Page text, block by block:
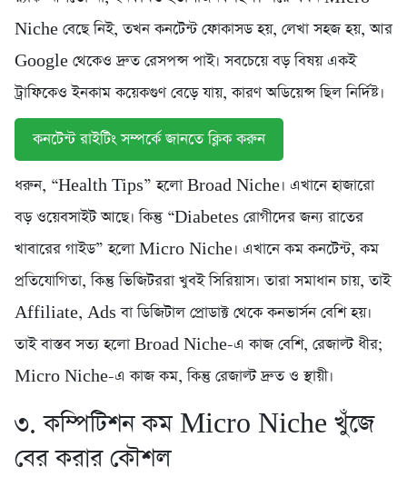
Niche বেছে নিই, তখন কনটেন্ট ফোকাসড হয়, লেখা সহজ হয়, আর
Google থেকেও দ্রুত রেসপন্স পাই। সবচেয়ে বড় বিষয় একই
ট্রাফিকেও ইনকাম কয়েকগুণ বেড়ে যায়, কারণ অডিয়েন্স ছিল নির্দিষ্ট।
কনটেন্ট রাইটিং সম্পর্কে জানতে ক্লিক করুন
ধরুন, “Health Tips” হলো Broad Niche। এখানে হাজারো
বড় ওয়েবসাইট আছে। কিন্তু “Diabetes রোগীদের জন্য রাতের
খাবারের গাইড” হলো Micro Niche। এখানে কম কনটেন্ট, কম
প্রতিযোগিতা, কিন্তু ভিজিটররা খুবই সিরিয়াস। তারা সমাধান চায়, তাই
Affiliate, Ads বা ডিজিটাল প্রোডাক্ট থেকে কনভার্সন বেশি হয়।
তাই বাস্তব সত্য হলো Broad Niche-এ কাজ বেশি, রেজাল্ট ধীর;
Micro Niche-এ কাজ কম, কিন্তু রেজাল্ট দ্রুত ও স্থায়ী।
৩. কম্পিটিশন কম Micro Niche খুঁজে
বের করার কৌশল